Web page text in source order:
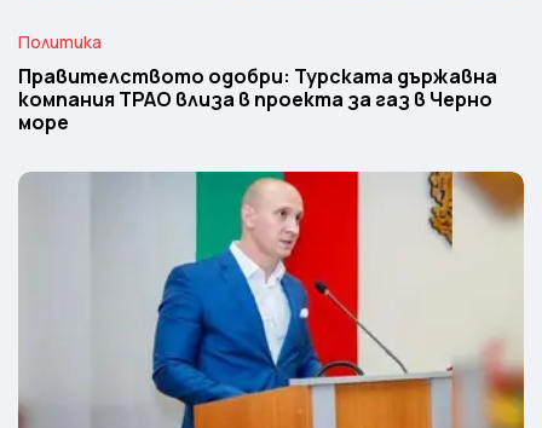
Политика
Правителството одобри: Турската държавна
компания TPAO влиза в проекта за газ в Черно
море